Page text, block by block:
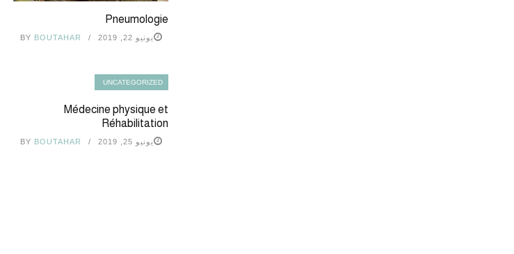
Pneumologie
يونيو 22, 2019 BY BOUTAHAR
UNCATEGORIZED
Médecine physique et
Réhabilitation
يونيو 25, 2019 BY BOUTAHAR